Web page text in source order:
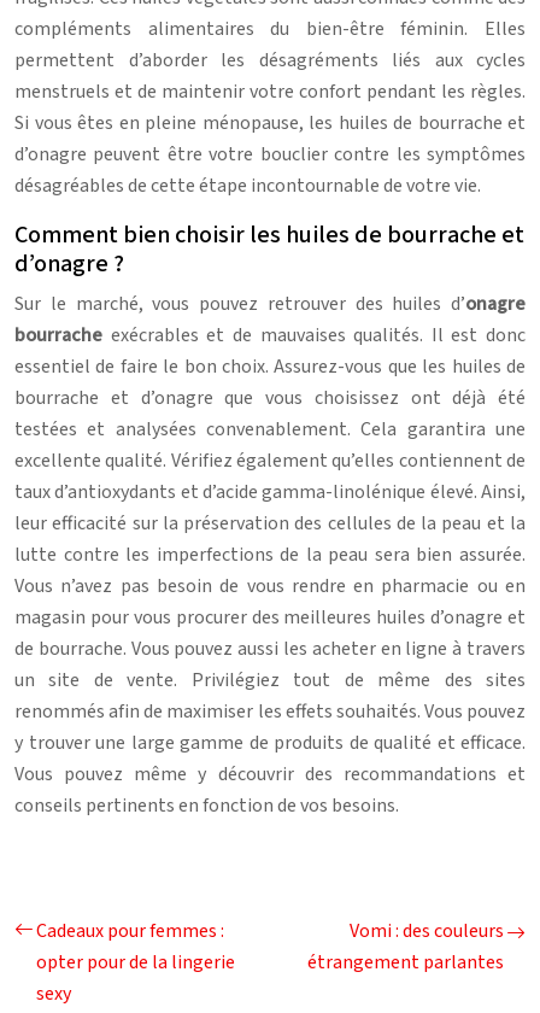
compléments alimentaires du bien-être féminin. Elles
permettent d’aborder les désagréments liés aux cycles
menstruels et de maintenir votre confort pendant les règles.
Si vous êtes en pleine ménopause, les huiles de bourrache et
d’onagre peuvent être votre bouclier contre les symptômes
désagréables de cette étape incontournable de votre vie.
Comment bien choisir les huiles de bourrache et
d’onagre ?
Sur le marché, vous pouvez retrouver des huiles d’onagre
bourrache exécrables et de mauvaises qualités. Il est donc
essentiel de faire le bon choix. Assurez-vous que les huiles de
bourrache et d’onagre que vous choisissez ont déjà été
testées et analysées convenablement. Cela garantira une
excellente qualité. Vérifiez également qu’elles contiennent de
taux d’antioxydants et d’acide gamma-linolénique élevé. Ainsi,
leur efficacité sur la préservation des cellules de la peau et la
lutte contre les imperfections de la peau sera bien assurée.
Vous n’avez pas besoin de vous rendre en pharmacie ou en
magasin pour vous procurer des meilleures huiles d’onagre et
de bourrache. Vous pouvez aussi les acheter en ligne à travers
un site de vente. Privilégiez tout de même des sites
renommés afin de maximiser les effets souhaités. Vous pouvez
y trouver une large gamme de produits de qualité et efficace.
Vous pouvez même y découvrir des recommandations et
conseils pertinents en fonction de vos besoins.
Cadeaux pour femmes :
opter pour de la lingerie
sexy
Vomi : des couleurs
étrangement parlantes